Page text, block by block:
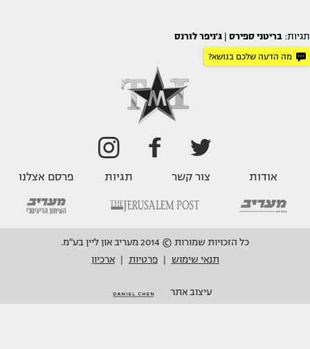
תגיות: בריטני ספירס ג'ניפר לורנס
מה הדעה שלכם בנושא?
אודות צור קשר תגיות פרסם אצלנו
כל הזכויות שמורות © 2014 מעריב און ליין בע"מ.
תנאי שימוש
פרטיות ארכיון
עיצוב אתר